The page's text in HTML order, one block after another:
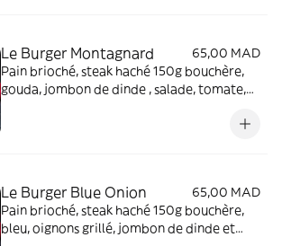
Le Burger Montagnard
65,00 MAD
Pain brioché, steak haché 150g bouchère,
gouda, jombon de dinde , salade, tomate,
Le Burger Blue Onion
65,00 MAD
Pain brioché, steak haché 150g bouchère,
bleu, oignons grillé, jombon de dinde et